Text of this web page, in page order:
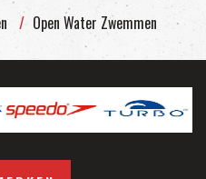
Open Water Zwemmen